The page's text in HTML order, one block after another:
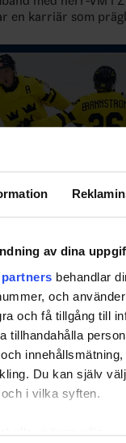
av dina
partners behandlar
och
och få tillgång till
tillhandahålla
Du kan själv
i vilka syften.
vi även vilja:
en karriär som
"Det är en
med det